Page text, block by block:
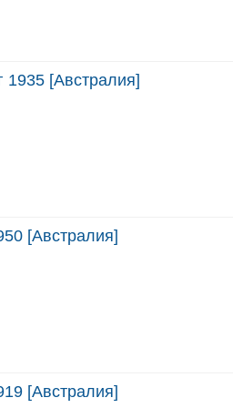
1935 [Австралия]
[Австралия]
[Австралия]